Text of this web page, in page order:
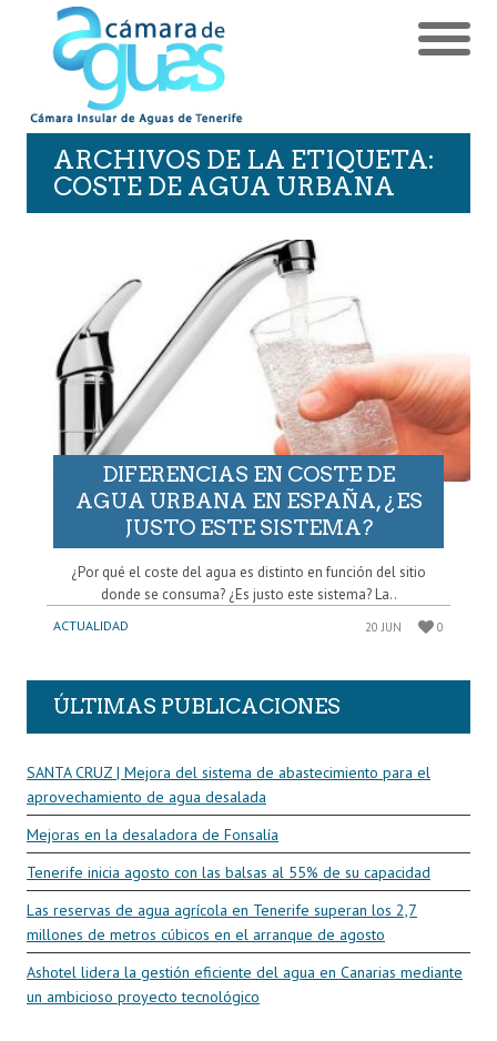
ARCHIVOS DE LA ETIQUETA:
COSTE DE AGUA URBANA
DIFERENCIAS EN COSTE DE
AGUA URBANA EN ESPAÑA, ¿ES
JUSTO ESTE SISTEMA?
¿Por qué el coste del agua es distinto en función del sitio
donde se consuma? ¿Es justo este sistema? La..
ACTUALIDAD 20 JUN 0
ÚLTIMAS PUBLICACIONES
SANTA CRUZ | Mejora del sistema de abastecimiento para el
aprovechamiento de agua desalada
Mejoras en la desaladora de Fonsalía
Tenerife inicia agosto con las balsas al 55% de su capacidad
Las reservas de agua agrícola en Tenerife superan los 2,7
millones de metros cúbicos en el arranque de agosto
Ashotel lidera la gestión eficiente del agua en Canarias mediante
un ambicioso proyecto tecnológico